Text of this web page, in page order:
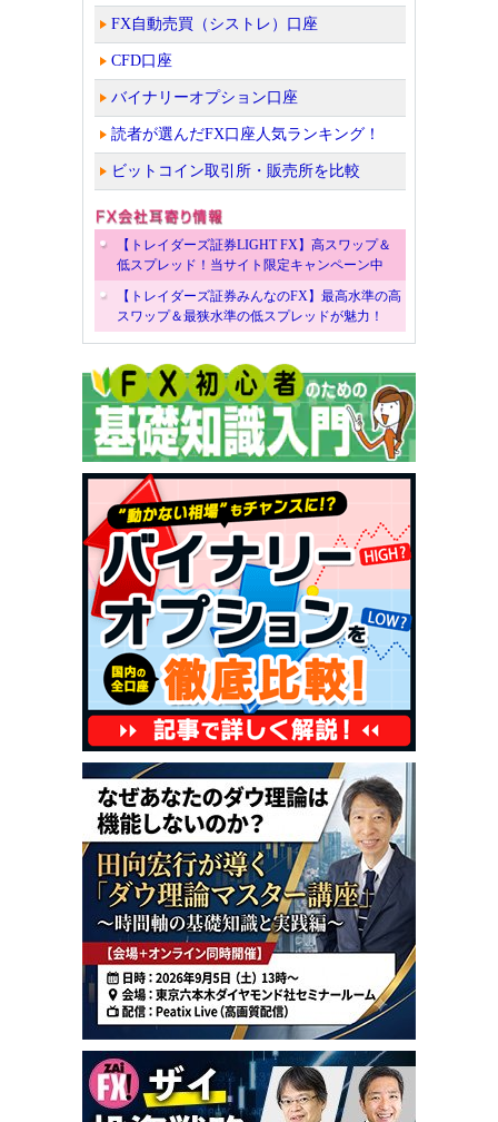
FX自動売買（シストレ）口座
CFD口座
バイナリーオプション口座
読者が選んだFX口座人気ランキング！
ビットコイン取引所・販売所を比較
【トレイダーズ証券LIGHT FX】高スワップ＆
低スプレッド！当サイト限定キャンペーン中
【トレイダーズ証券みんなのFX】最高水準の高
スワップ＆最狭水準の低スプレッドが魅力！